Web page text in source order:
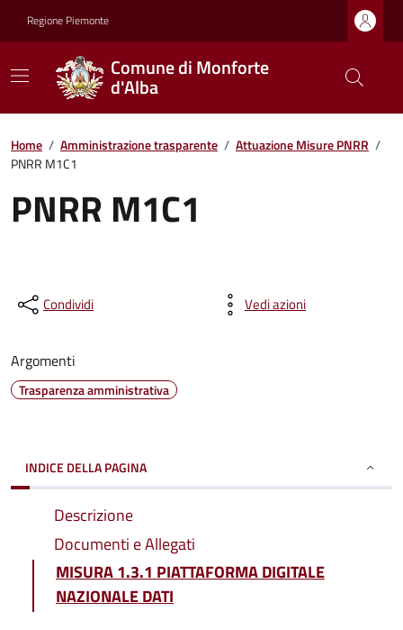
Regione Piemonte
Comune di Monforte
d'Alba
Home / Amministrazione trasparente / Attuazione Misure PNRR /
PNRR M1C1
PNRR M1C1
Condividi Vedi azioni
Argomenti
Trasparenza amministrativa
INDICE DELLA PAGINA
Descrizione
Documenti e Allegati
MISURA 1.3.1 PIATTAFORMA DIGITALE
NAZIONALE DATI